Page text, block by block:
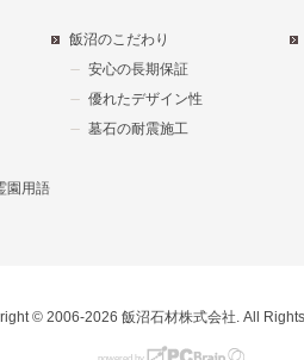
園用語
飯沼のこだわり
安心の長期保証
優れたデザイン性
墓石の耐震施工
© 2006-2026 飯沼石材株式会社. All
powered by